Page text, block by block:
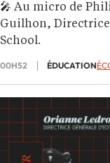
🎤 Au micro de
Guilhon, Directrice
School.
00H52 ÉDUCATION